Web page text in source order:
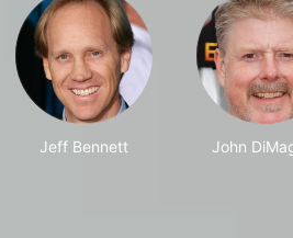
Jeff Bennett John